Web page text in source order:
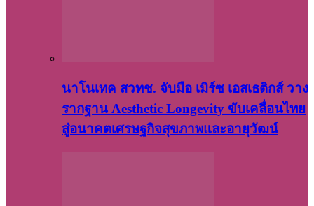
นาโนเทค สวทช. จับมือ เมิร์ซ เอสเธติกส์ วาง
รากฐาน Aesthetic Longevity ขับเคลื่อนไทย
สู่อนาคตเศรษฐกิจสุขภาพและอายุวัฒน์